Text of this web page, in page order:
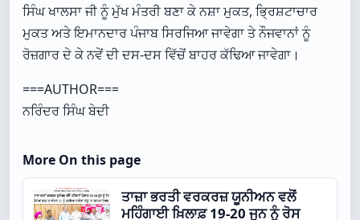
ਸਿੰਘ ਖਾਲਸਾ ਜੀ ਨੂੰ ਮੁੱਖ ਮੰਤਰੀ ਬਣਾ ਕੇ ਨਸ਼ਾ ਮੁਕਤ, ਭ੍ਰਿਸ਼ਟਾਚਾਰ
ਮੁਕਤ ਅਤੇ ਇਮਾਨਦਾਰ ਪੰਜਾਬ ਸਿਰਜਿਆ ਜਾਵੇਗਾ ਤੇ ਨੌਜਵਾਨਾਂ ਨੂੰ
ਰੋਜ਼ਗਾਰ ਦੇ ਕੇ ਨਵੇਂ ਦੀ ਦਸ-ਦਸ ਵਿੱਚੋਂ ਬਾਹਰ ਕੱਢਿਆ ਜਾਵੇਗਾ।
===AUTHOR===
ਨਰਿੰਦਰ ਸਿੰਘ ਬੇਦੀ
More On this page
ਤਾਜ਼ਾ ਭਰਤੀ ਵਰਕਰਜ਼ ਯੂਨੀਅਨ ਵਲੋਂ
ਮਹਿੰਗਾਈ ਖ਼ਿਲਾਫ਼ 19-20 ਜੂਨ ਨੂੰ ਰੋਸ